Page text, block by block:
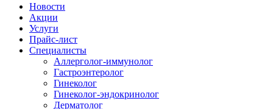
Новости
Акции
Услуги
Прайс-лист
Специалисты
Аллерголог-иммунолог
Гастроэнтеролог
Гинеколог
Гинеколог-эндокринолог
Дерматолог